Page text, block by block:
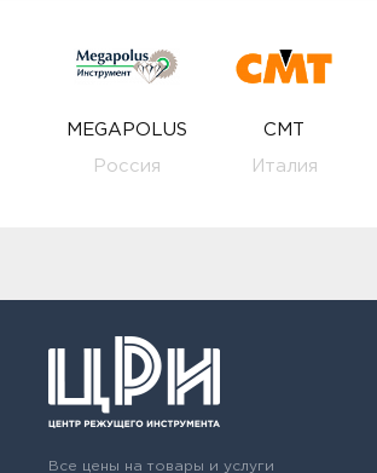
MEGAPOLUS
Россия
CMT
Италия
Все цены на товары и услуги